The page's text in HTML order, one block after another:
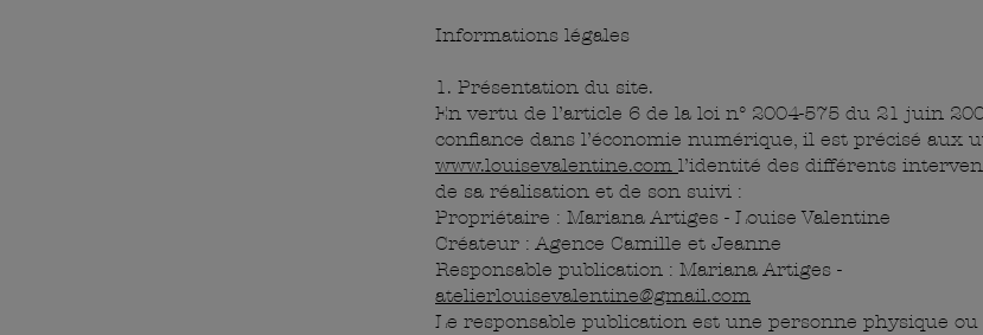
Informations légales
1. Présentation du site.
En vertu de l’article 6 de la loi n° 2004-575 du 21 juin
confiance dans l’économie numérique, il est précisé aux
www.louisevalentine.com l’identité des différents
de sa réalisation et de son suivi :
Propriétaire : Mariana Artiges - Louise Valentine
Créateur : Agence Camille et Jeanne
Responsable publication : Mariana Artiges -
atelierlouisevalentine@gmail.com
Le responsable publication est une personne physique